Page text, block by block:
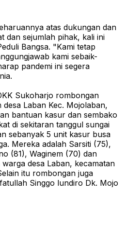
atas dukungan dan
dan sejumlah pihak, kali ini
Bangsa. "Kami tetap
kami sebaik-
pandemi ini segera
Sukoharjo rombongan
Laban Kec. Mojolaban,
bantuan kasur dan sembako
di sekitaran tanggul sungai
sebanyak 5 unit kasur busa
Mereka adalah Sarsiti (75),
(81), Waginem (70) dan
desa Laban, kecamatan
itu rombongan juga
Singgo lundiro Dk. Mojo